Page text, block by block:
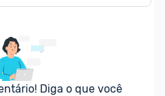
Diga o que você